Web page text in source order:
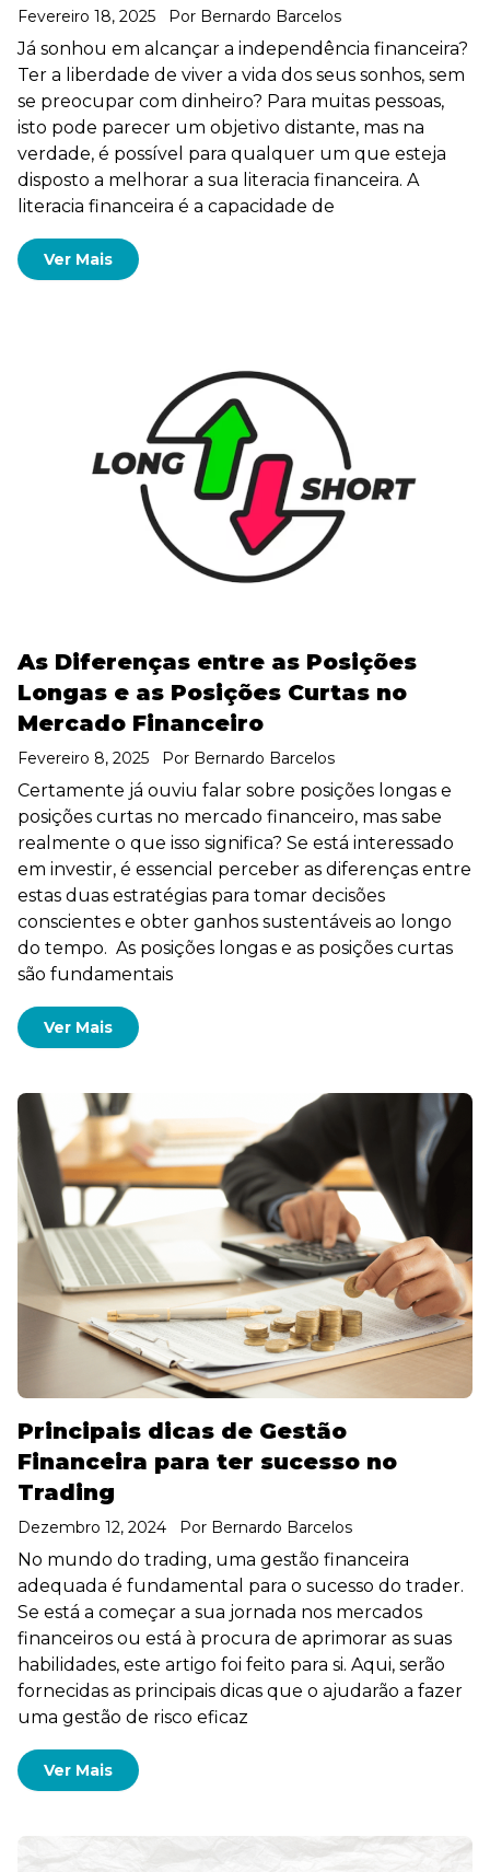
Fevereiro 18, 2025 Por Bernardo Barcelos
Já sonhou em alcançar a independência financeira?
Ter a liberdade de viver a vida dos seus sonhos, sem
se preocupar com dinheiro? Para muitas pessoas,
isto pode parecer um objetivo distante, mas na
verdade, é possível para qualquer um que esteja
disposto a melhorar a sua literacia financeira. A
literacia financeira é a capacidade de
Ver Mais
As Diferenças entre as Posições
Longas e as Posições Curtas no
Mercado Financeiro
Fevereiro 8, 2025 Por Bernardo Barcelos
Certamente já ouviu falar sobre posições longas e
posições curtas no mercado financeiro, mas sabe
realmente o que isso significa? Se está interessado
em investir, é essencial perceber as diferenças entre
estas duas estratégias para tomar decisões
conscientes e obter ganhos sustentáveis ao longo
do tempo. As posições longas e as posições curtas
são fundamentais
Ver Mais
Principais dicas de Gestão
Financeira para ter sucesso no
Trading
Dezembro 12, 2024 Por Bernardo Barcelos
No mundo do trading, uma gestão financeira
adequada é fundamental para o sucesso do trader.
Se está a começar a sua jornada nos mercados
financeiros ou está à procura de aprimorar as suas
habilidades, este artigo foi feito para si. Aqui, serão
fornecidas as principais dicas que o ajudarão a fazer
uma gestão de risco eficaz
Ver Mais